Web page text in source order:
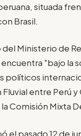
situada
Brasil.
Ministerio de
"bajo la
políticos
entre Perú
Comisión Mixta
el pasado 12 de